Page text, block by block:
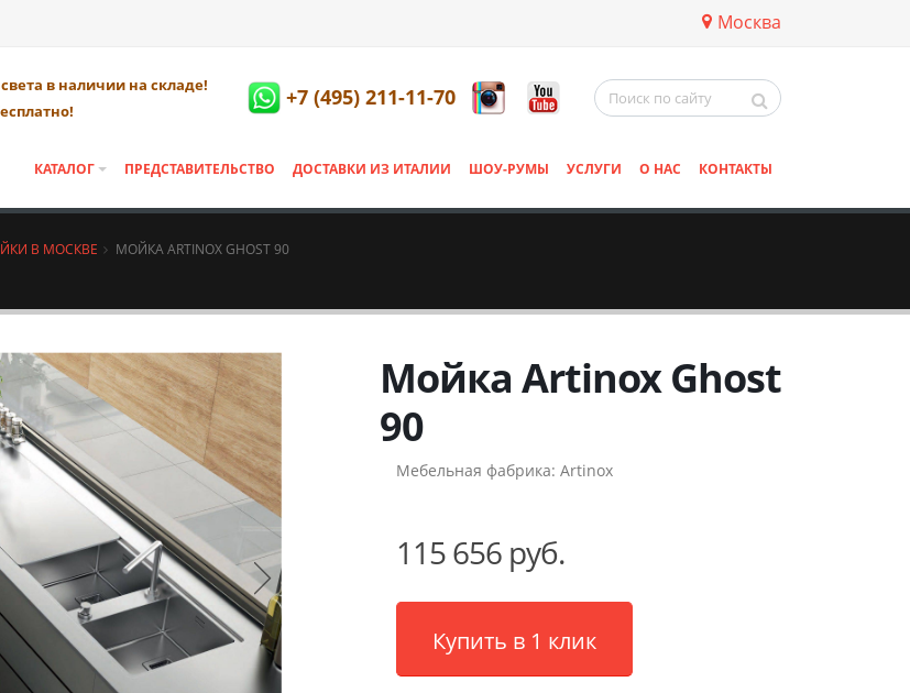
Москва
в наличии на складе!
+7 (495) 211-11-70
КАТАЛОГ ПРЕДСТАВИТЕЛЬСТВО ДОСТАВКИ ИЗ ИТАЛИИ ШОУ-РУМЫ УСЛУГИ О НАС КОНТАКТЫ
В МОСКВЕ МОЙКА ARTINOX GHOST 90
Мойка Artinox Ghost
90
Мебельная фабрика: Artinox
115 656 руб.
Купить в 1 клик